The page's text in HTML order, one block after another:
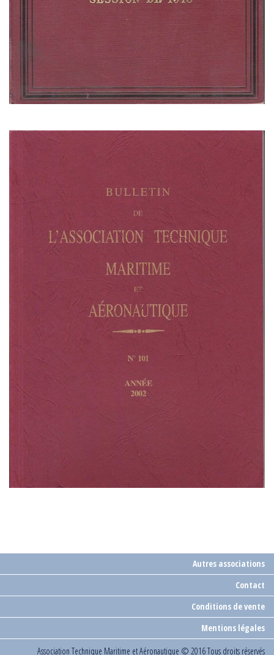
Autres associations
Contact
Conditions de vente
Mentions légales
Association Technique Maritime et Aéronautique © 2016 Tous droits réservés